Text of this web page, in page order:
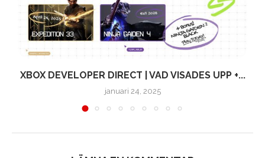
XBOX DEVELOPER DIRECT | VAD VISADES UPP +...
januari 24, 2025